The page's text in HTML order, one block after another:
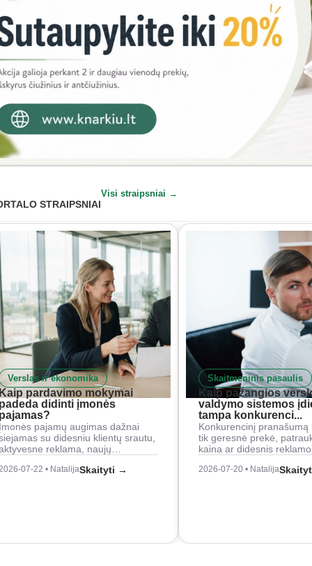
STRAIPSNIAI
Visi straipsniai →
Verslas ir ekonomika
pardavimo mokymai
didinti įmonės
pajamų augimas dažnai
su didesniu klientų srautu,
reklama, naujų…
07-22 • NatalijaSkaityti →
Skaitmeninis pasaulis
Kaip pažangios
valdymo sistemos
tampa konkurenci...
Konkurencinį pranašumą
tik geresnė prekė,
kaina ar didesnis
2026-07-20 • Natalija